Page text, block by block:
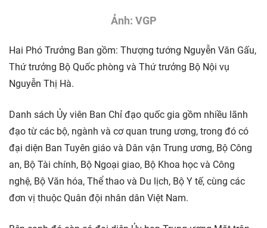
Ảnh: VGP
Hai Phó Trưởng Ban gồm: Thượng tướng Nguyễn Văn Gấu,
Thứ trưởng Bộ Quốc phòng và Thứ trưởng Bộ Nội vụ
Nguyễn Thị Hà.
Danh sách Ủy viên Ban Chỉ đạo quốc gia gồm nhiều lãnh
đạo từ các bộ, ngành và cơ quan trung ương, trong đó có
đại diện Ban Tuyên giáo và Dân vận Trung ương, Bộ Công
an, Bộ Tài chính, Bộ Ngoại giao, Bộ Khoa học và Công
nghệ, Bộ Văn hóa, Thể thao và Du lịch, Bộ Y tế, cùng các
đơn vị thuộc Quân đội nhân dân Việt Nam.